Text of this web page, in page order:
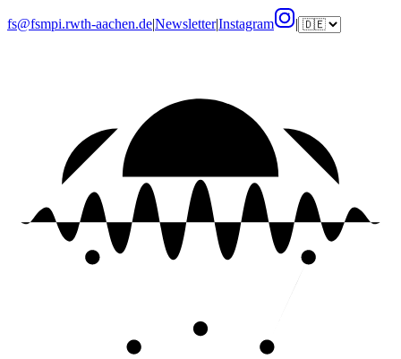
fs@fsmpi.rwth-aachen.de|Newsletter|Instagram |